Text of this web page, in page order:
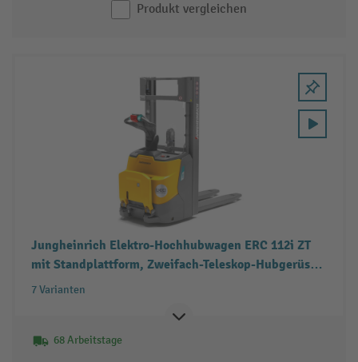
Produkt vergleichen
Jungheinrich Elektro-Hochhubwagen ERC 112i ZT
mit Standplattform, Zweifach-Teleskop-Hubgerüst,
Tragfähigkeit 1.200 kg
7 Varianten
68 Arbeitstage